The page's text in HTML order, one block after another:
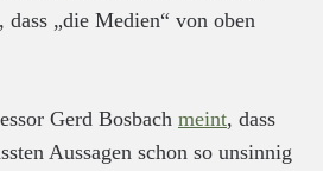
„die Medien“ von oben
Gerd Bosbach meint, dass
Aussagen schon so unsinnig